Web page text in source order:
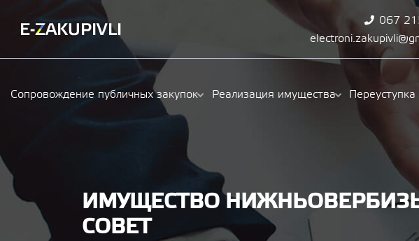
067
Сопровождение публичных закупок Реализация имущества
ИМУЩЕСТВО
СОВЕТ